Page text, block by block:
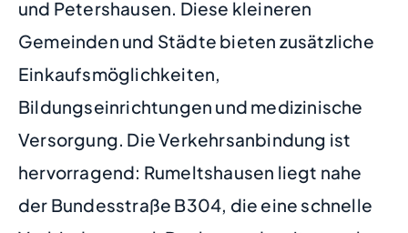
und Petershausen. Diese kleineren
Gemeinden und Städte bieten zusätzliche
Einkaufsmöglichkeiten,
Bildungseinrichtungen und medizinische
Versorgung. Die Verkehrsanbindung ist
hervorragend: Rumeltshausen liegt nahe
der Bundesstraße B304, die eine schnelle